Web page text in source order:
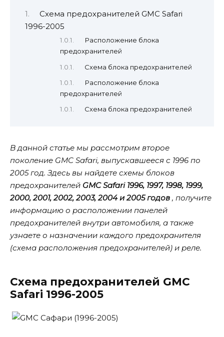
Схема предохранителей GMC Safari
1996-2005
Расположение блока
предохранителей
Схема блока предохранителей
Расположение блока
предохранителей
Схема блока предохранителей
В данной статье мы рассмотрим второе
поколение GMC Safari, выпускавшееся с 1996 по
2005 год. Здесь вы найдете схемы блоков
предохранителей GMC Safari 1996, 1997, 1998, 1999,
2000, 2001, 2002, 2003, 2004 и 2005 годов , получите
информацию о расположении панелей
предохранителей внутри автомобиля, а также
узнаете о назначении каждого предохранителя
(схема расположения предохранителей) и реле.
Схема предохранителей GMC
Safari 1996-2005